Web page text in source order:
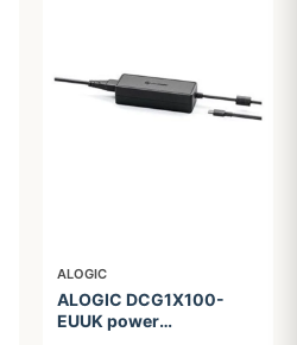
ALOGIC
ALOGIC DCG1X100-
EUUK power